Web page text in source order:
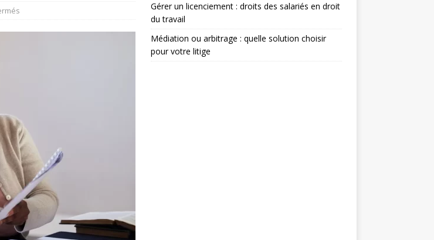
Gérer un licenciement : droits des salariés en droit
du travail
Médiation ou arbitrage : quelle solution choisir
pour votre litige